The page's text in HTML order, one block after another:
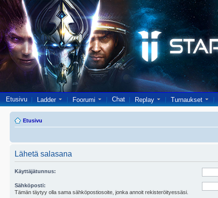
Etusivu Ladder Foorumi Chat Replay Turnaukset
Etusivu
Lähetä salasana
Käyttäjätunnus:
Sähköposti:
Tämän täytyy olla sama sähköpostiosoite, jonka annoit rekisteröityessäsi.